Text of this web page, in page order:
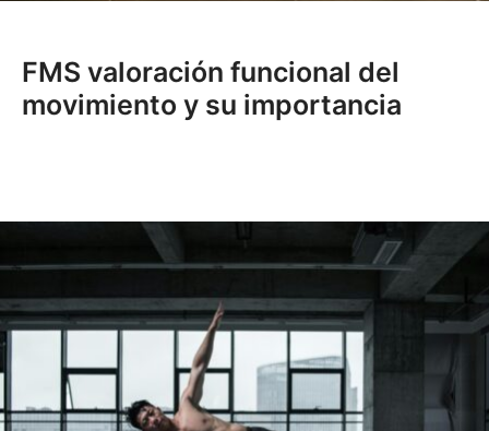
FMS valoración funcional del
movimiento y su importancia